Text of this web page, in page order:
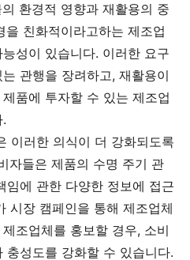
환경적 영향과 재활용의 중
친화적이라고하는 제조업
성이 있습니다. 이러한 요구
관행을 장려하고, 재활용이
품에 투자할 수 있는 제조업
이러한 의식이 더 강화되도록
자들은 제품의 수명 주기 관
임에 관한 다양한 정보에 접근
시장 캠페인을 통해 제조업체
조업체를 홍보할 경우, 소비
충성도를 강화할 수 있습니다.